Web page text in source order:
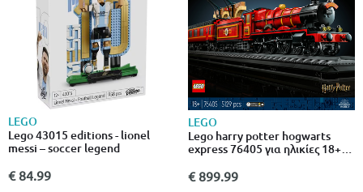
LEGO
Lego 43015 editions - lionel
messi – soccer legend
€ 84.99
LEGO
Lego harry potter hogwarts
express 76405 για ηλικίες 18+
€ 899.99